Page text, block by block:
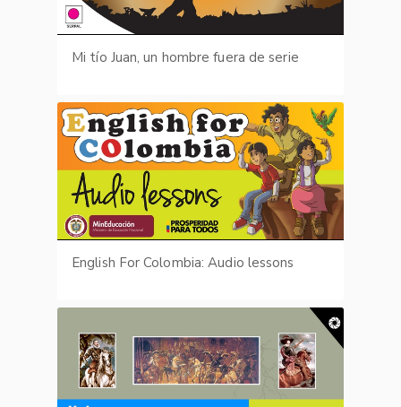
Mi tío Juan, un hombre fuera de serie
English For Colombia: Audio lessons